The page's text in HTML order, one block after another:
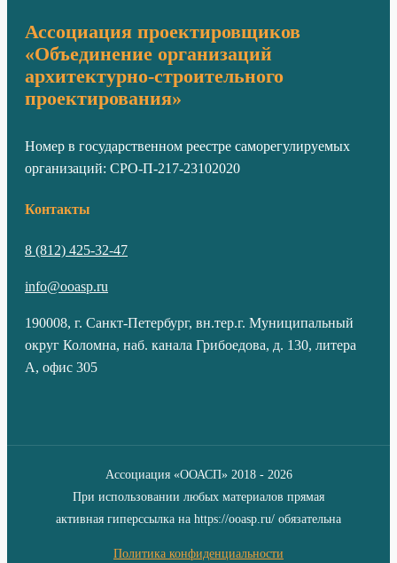
Ассоциация проектировщиков
«Объединение организаций
архитектурно-строительного
проектирования»
Номер в государственном реестре саморегулируемых
организаций: СРО-П-217-23102020
Контакты
8 (812) 425-32-47
info@ooasp.ru
190008, г. Санкт-Петербург, вн.тер.г. Муниципальный
округ Коломна, наб. канала Грибоедова, д. 130, литера
А, офис 305
Ассоциация «ООАСП» 2018 - 2026
При использовании любых материалов прямая
активная гиперссылка на https://ooasp.ru/ обязательна
Политика конфиденциальности